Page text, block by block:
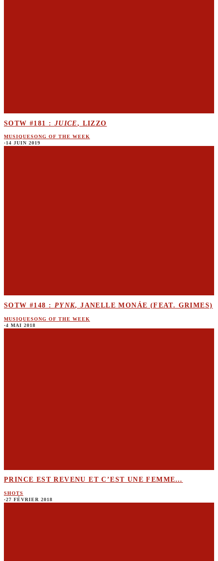
SOTW #181 : JUICE, LIZZO
MUSIQUESONG OF THE WEEK
·14 JUIN 2019
SOTW #148 : PYNK, JANELLE MONÁE (FEAT. GRIMES)
MUSIQUESONG OF THE WEEK
·4 MAI 2018
PRINCE EST REVENU ET C’EST UNE FEMME…
SHOTS
·27 FÉVRIER 2018